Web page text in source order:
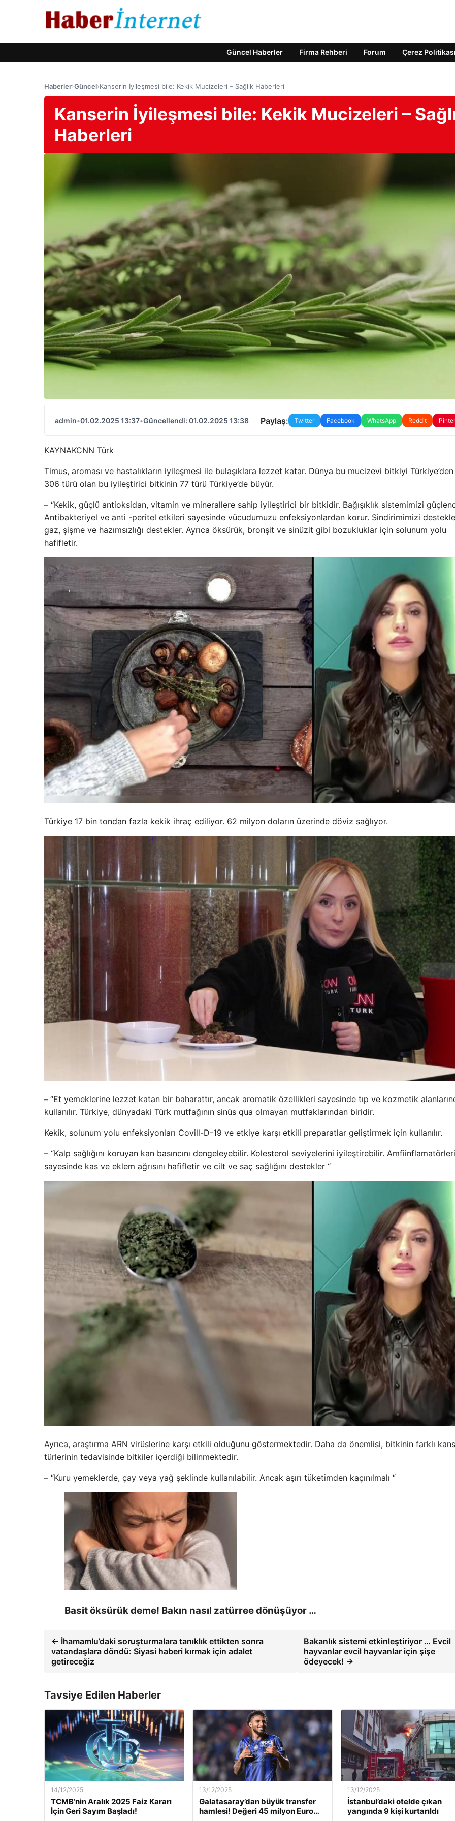
Güncel Haberler Firma Rehberi Forum Çerez
Haberler›Güncel›Kanserin İyileşmesi bile: Kekik Mucizeleri – Sağlık Haberleri
Kanserin İyileşmesi bile: Kekik Mucizeleri –
Haberleri
admin•01.02.2025 13:37•Güncellendi: 01.02.2025 13:38 Paylaş: Twitter Facebook WhatsApp Reddit
KAYNAKCNN Türk
Timus, aroması ve hastalıkların iyileşmesi ile bulaşıklara lezzet katar. Dünya bu mucizevi bitkiyi Türkiye’den
306 türü olan bu iyileştirici bitkinin 77 türü Türkiye’de büyür.
– “Kekik, güçlü antioksidan, vitamin ve minerallere sahip iyileştirici bir bitkidir. Bağışıklık sistemimizi
Antibakteriyel ve anti -peritel etkileri sayesinde vücudumuzu enfeksiyonlardan korur. Sindirimimizi
gaz, şişme ve hazımsızlığı destekler. Ayrıca öksürük, bronşit ve sinüzit gibi bozukluklar için solunum yolu
hafifletir.
Türkiye 17 bin tondan fazla kekik ihraç ediliyor. 62 milyon doların üzerinde döviz sağlıyor.
– “Et yemeklerine lezzet katan bir baharattır, ancak aromatik özellikleri sayesinde tıp ve kozmetik
kullanılır. Türkiye, dünyadaki Türk mutfağının sinüs qua olmayan mutfaklarından biridir.
Kekik, solunum yolu enfeksiyonları Covill-D-19 ve etkiye karşı etkili preparatlar geliştirmek için kullanılır.
– “Kalp sağlığını koruyan kan basıncını dengeleyebilir. Kolesterol seviyelerini iyileştirebilir. Amfiinflamatörleri
sayesinde kas ve eklem ağrısını hafifletir ve cilt ve saç sağlığını destekler “
Ayrıca, araştırma ARN virüslerine karşı etkili olduğunu göstermektedir. Daha da önemlisi, bitkinin farklı
türlerinin tedavisinde bitkiler içerdiği bilinmektedir.
– “Kuru yemeklerde, çay veya yağ şeklinde kullanılabilir. Ancak aşırı tüketimden kaçınılmalı “
Basit öksürük deme! Bakın nasıl zatürree dönüşüyor …
← İhamamlu’daki soruşturmalara tanıklık ettikten sonra
vatandaşlara döndü: Siyasi haberi kırmak için adalet
getireceğiz
Bakanlık sistemi etkinleştiriyor … Evcil
hayvanlar evcil hayvanlar için şişe
ödeyecek! →
Tavsiye Edilen Haberler
14/12/2025
TCMB’nin Aralık 2025 Faiz Kararı
İçin Geri Sayım Başladı!
13/12/2025
Galatasaray’dan büyük transfer
hamlesi! Değeri 45 milyon Euro…
13/12/2025
İstanbul’daki otelde çıkan
yangında 9 kişi kurtarıldı